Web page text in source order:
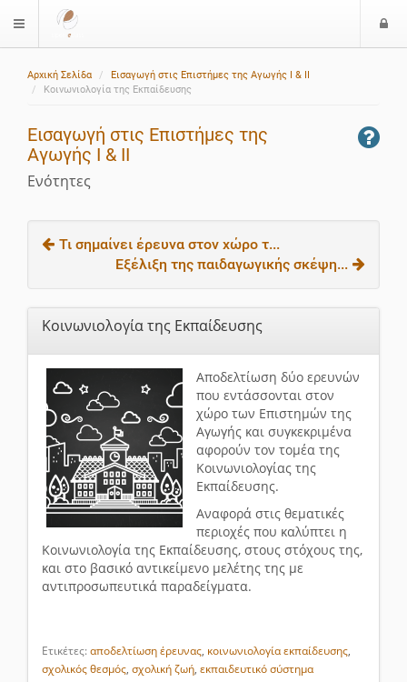
$langMenu
Αρχική Σελίδα
Εισαγωγή στις Επιστήμες της Αγωγής I & II
Κοινωνιολογία της Εκπαίδευσης
Εισαγωγή στις Επιστήμες της
Αγωγής I & II
Ενότητες
Τι σημαίνει έρευνα στον χώρο τ...
Εξέλιξη της παιδαγωγικής σκέψη...
Κοινωνιολογία της Εκπαίδευσης
Αποδελτίωση δύο ερευνών
που εντάσσονται στον
χώρο των Επιστημών της
Αγωγής και συγκεκριμένα
αφορούν τον τομέα της
Κοινωνιολογίας της
Εκπαίδευσης.
Αναφορά στις θεματικές
περιοχές που καλύπτει η
Κοινωνιολογία της Εκπαίδευσης, στους στόχους της,
και στο βασικό αντικείμενο μελέτης της με
αντιπροσωπευτικά παραδείγματα.
Ετικέτες:αποδελτίωση έρευνας κοινωνιολογία εκπαίδευσης
σχολικός θεσμός σχολική ζωή εκπαιδευτικό σύστημα